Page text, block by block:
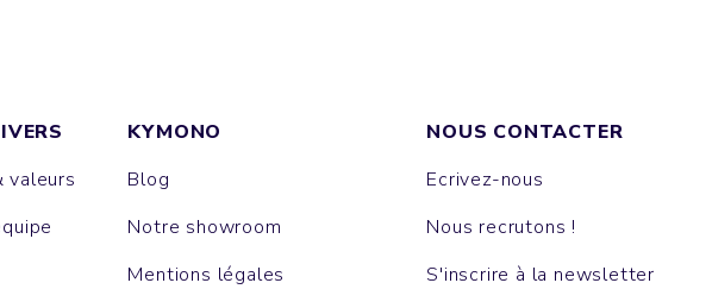
valeurs
KYMONO
Blog
Notre showroom
Mentions légales
NOUS CONTACTER
Ecrivez-nous
Nous recrutons !
S'inscrire à la newsletter